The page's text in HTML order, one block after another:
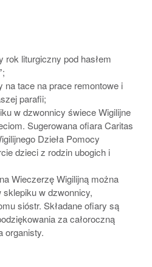
rok liturgiczny pod hasłem
;
na tace na prace remontowe i
parafii;
w dzwonnicy świece Wigilijne
Sugerowana ofiara Caritas
Dzieła Pomocy
dzieci z rodzin ubogich i
Wieczerzę Wigilijną można
w dzwonnicy,
sióstr. Składane ofiary są
za całoroczną
organisty.